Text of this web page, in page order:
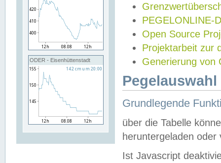
ODER - Eisenhüttenstadt
PEGELONLINE-
Open Source
Projektarbeit zur
Generierung von
Grundlegende
über die Tabelle
heruntergeladen oder
Ist Javascript